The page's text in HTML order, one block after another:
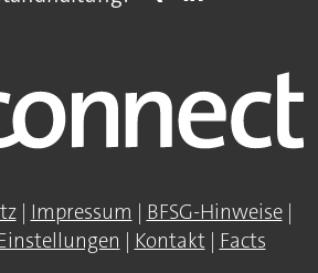
| Impressum | BFSG-Hinweise|
| Kontakt| Facts